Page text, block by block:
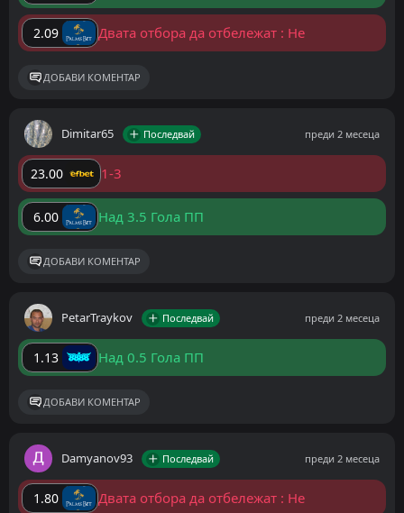
2.09 Двата отбора да отбележат : Не
ДОБАВИ КОМЕНТАР
Dimitar65 Последвай преди 2 месеца
23.00 1-3
6.00 Над 3.5 Гола ПП
ДОБАВИ КОМЕНТАР
PetarTraykov Последвай преди 2 месеца
1.13 Над 0.5 Гола ПП
ДОБАВИ КОМЕНТАР
Damyanov93 Последвай преди 2 месеца
1.80 Двата отбора да отбележат : Не